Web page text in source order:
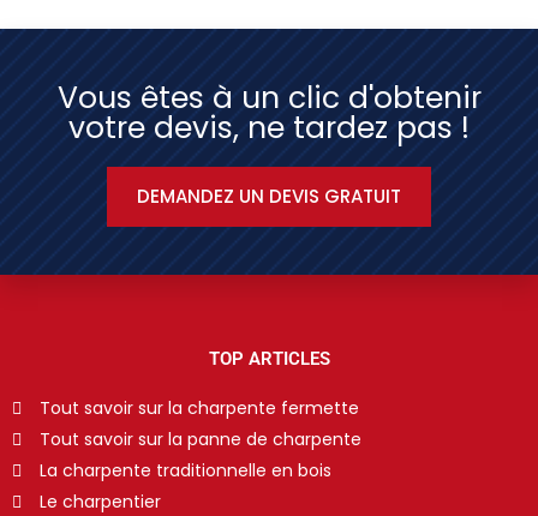
Vous êtes à un clic d'obtenir
votre devis, ne tardez pas !
DEMANDEZ UN DEVIS GRATUIT
TOP ARTICLES
Tout savoir sur la charpente fermette
Tout savoir sur la panne de charpente
La charpente traditionnelle en bois
Le charpentier